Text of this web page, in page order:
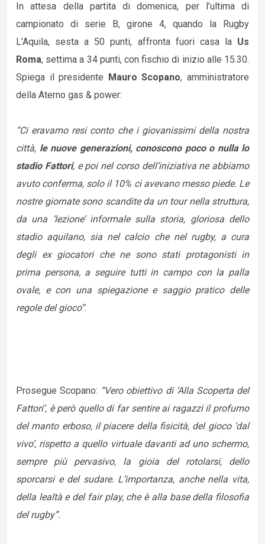
In attesa della partita di domenica, per l’ultima di
campionato di serie B, girone 4, quando la Rugby
L’Aquila, sesta a 50 punti, affronta fuori casa la Us
Roma, settima a 34 punti, con fischio di inizio alle 15.30.
Spiega il presidente Mauro Scopano, amministratore
della Aterno gas & power:
“Ci eravamo resi conto che i giovanissimi della nostra
città, le nuove generazioni, conoscono poco o nulla lo
stadio Fattori, e poi nel corso dell’iniziativa ne abbiamo
avuto conferma, solo il 10% ci avevano messo piede. Le
nostre giornate sono scandite da un tour nella struttura,
da una ‘lezione’ informale sulla storia, gloriosa dello
stadio aquilano, sia nel calcio che nel rugby, a cura
degli ex giocatori che ne sono stati protagonisti in
prima persona, a seguire tutti in campo con la palla
ovale, e con una spiegazione e saggio pratico delle
regole del gioco”.
Prosegue Scopano: “Vero obiettivo di ‘Alla Scoperta del
Fattori’, è però quello di far sentire ai ragazzi il profumo
del manto erboso, il piacere della fisicità, del gioco ‘dal
vivo’, rispetto a quello virtuale davanti ad uno schermo,
sempre più pervasivo, la gioia del rotolarsi, dello
sporcarsi e del sudare. L’importanza, anche nella vita,
della lealtà e del fair play, che è alla base della filosofia
del rugby”.